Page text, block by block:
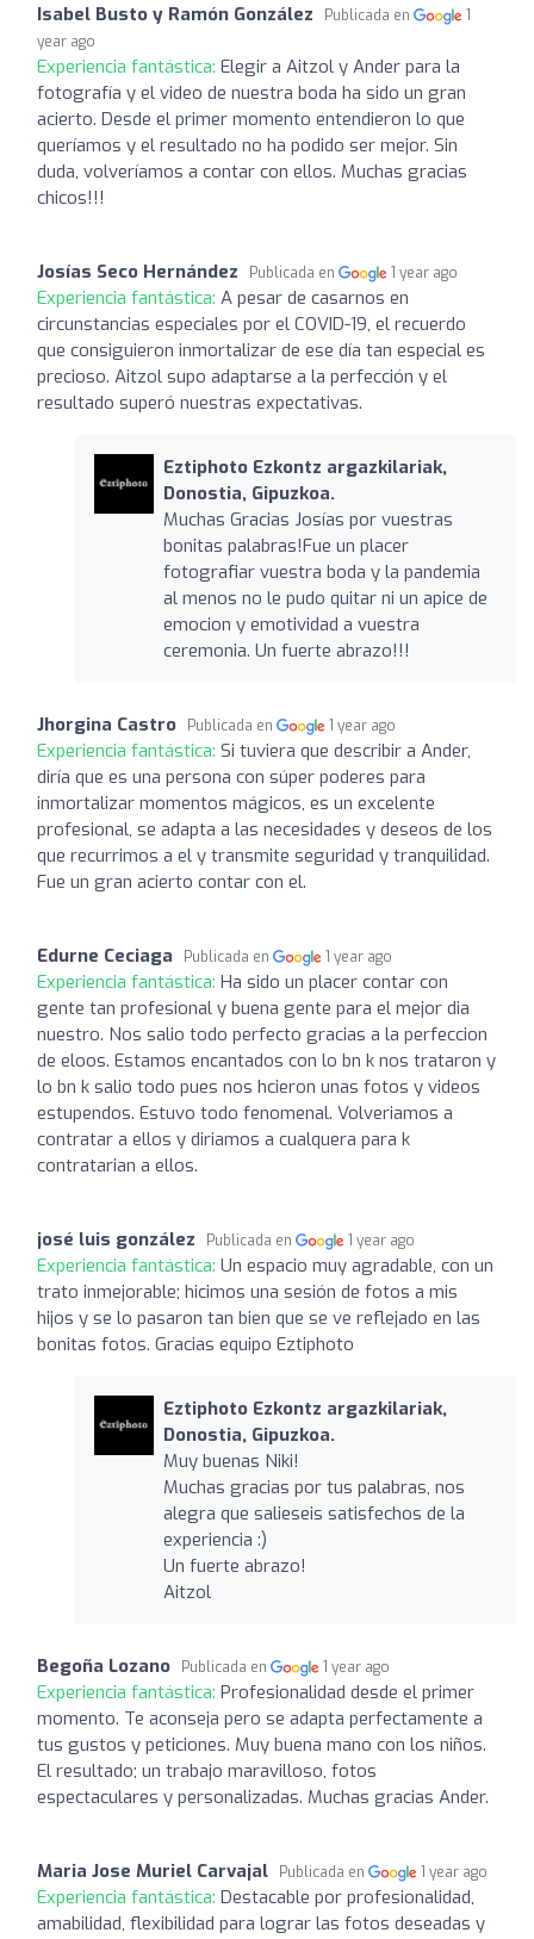
Isabel Busto y Ramón González Publicada en
1
year ago
Experiencia fantástica: Elegir a Aitzol y Ander para la
fotografía y el video de nuestra boda ha sido un gran
acierto. Desde el primer momento entendieron lo que
queríamos y el resultado no ha podido ser mejor. Sin
duda, volveríamos a contar con ellos. Muchas gracias
chicos!!!
Josías Seco Hernández Publicada en 1 year ago
Experiencia fantástica: A pesar de casarnos en
circunstancias especiales por el COVID-19, el recuerdo
que consiguieron inmortalizar de ese día tan especial es
precioso. Aitzol supo adaptarse a la perfección y el
resultado superó nuestras expectativas.
Eztiphoto Ezkontz argazkilariak,
Donostia, Gipuzkoa.
Muchas Gracias Josías por vuestras
bonitas palabras!Fue un placer
fotografiar vuestra boda y la pandemia
al menos no le pudo quitar ni un apice de
emocion y emotividad a vuestra
ceremonia. Un fuerte abrazo!!!
Jhorgina Castro Publicada en 1 year ago
Experiencia fantástica: Si tuviera que describir a Ander,
diría que es una persona con súper poderes para
inmortalizar momentos mágicos, es un excelente
profesional, se adapta a las necesidades y deseos de los
que recurrimos a el y transmite seguridad y tranquilidad.
Fue un gran acierto contar con el.
Edurne Ceciaga Publicada en 1 year ago
Experiencia fantástica: Ha sido un placer contar con
gente tan profesional y buena gente para el mejor dia
nuestro. Nos salio todo perfecto gracias a la perfeccion
de eloos. Estamos encantados con lo bn k nos trataron y
lo bn k salio todo pues nos hcieron unas fotos y videos
estupendos. Estuvo todo fenomenal. Volveriamos a
contratar a ellos y diriamos a cualquera para k
contratarian a ellos.
josé luis gonzález Publicada en 1 year ago
Experiencia fantástica: Un espacio muy agradable, con un
trato inmejorable; hicimos una sesión de fotos a mis
hijos y se lo pasaron tan bien que se ve reflejado en las
bonitas fotos. Gracias equipo Eztiphoto
Eztiphoto Ezkontz argazkilariak,
Donostia, Gipuzkoa.
Muy buenas Niki!
Muchas gracias por tus palabras, nos
alegra que salieseis satisfechos de la
experiencia :)
Un fuerte abrazo!
Aitzol
Begoña Lozano Publicada en 1 year ago
Experiencia fantástica: Profesionalidad desde el primer
momento. Te aconseja pero se adapta perfectamente a
tus gustos y peticiones. Muy buena mano con los niños.
El resultado; un trabajo maravilloso, fotos
espectaculares y personalizadas. Muchas gracias Ander.
Maria Jose Muriel Carvajal Publicada en 1 year ago
Experiencia fantástica: Destacable por profesionalidad,
amabilidad, flexibilidad para lograr las fotos deseadas y